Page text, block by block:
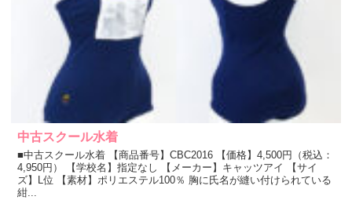
中古スクール水着
■中古スクール水着 【商品番号】CBC2016 【価格】4,500円（税込：
4,950円） 【学校名】指定なし 【メーカー】キャッツアイ 【サイ
ズ】L位 【素材】ポリエステル100％ 胸に氏名が縫い付けられている
紺...